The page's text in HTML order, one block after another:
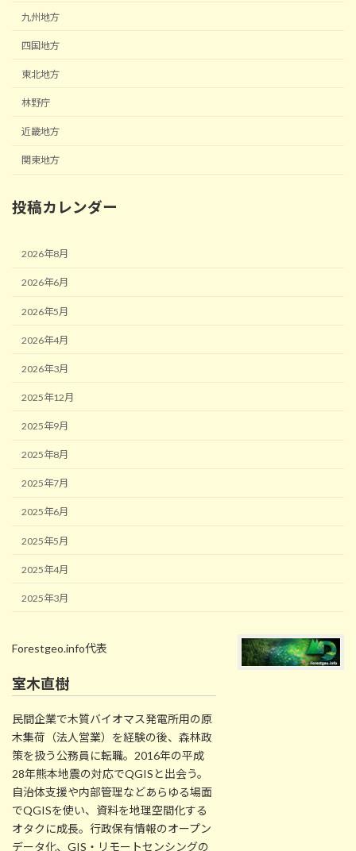
九州地方
四国地方
東北地方
林野庁
近畿地方
関東地方
投稿カレンダー
2026年8月
2026年6月
2026年5月
2026年4月
2026年3月
2025年12月
2025年9月
2025年8月
2025年7月
2025年6月
2025年5月
2025年4月
2025年3月
Forestgeo.info代表
室木直樹
民間企業で木質バイオマス発電所用の原
木集荷（法人営業）を経験の後、森林政
策を扱う公務員に転職。2016年の平成
28年熊本地震の対応でQGISと出会う。
自治体支援や内部管理などあらゆる場面
でQGISを使い、資料を地理空間化する
オタクに成長。行政保有情報のオープン
データ化、GIS・リモートセンシングの